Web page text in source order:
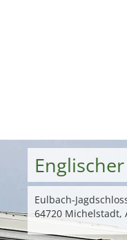
Eulbach-
64720 Michelstadt,